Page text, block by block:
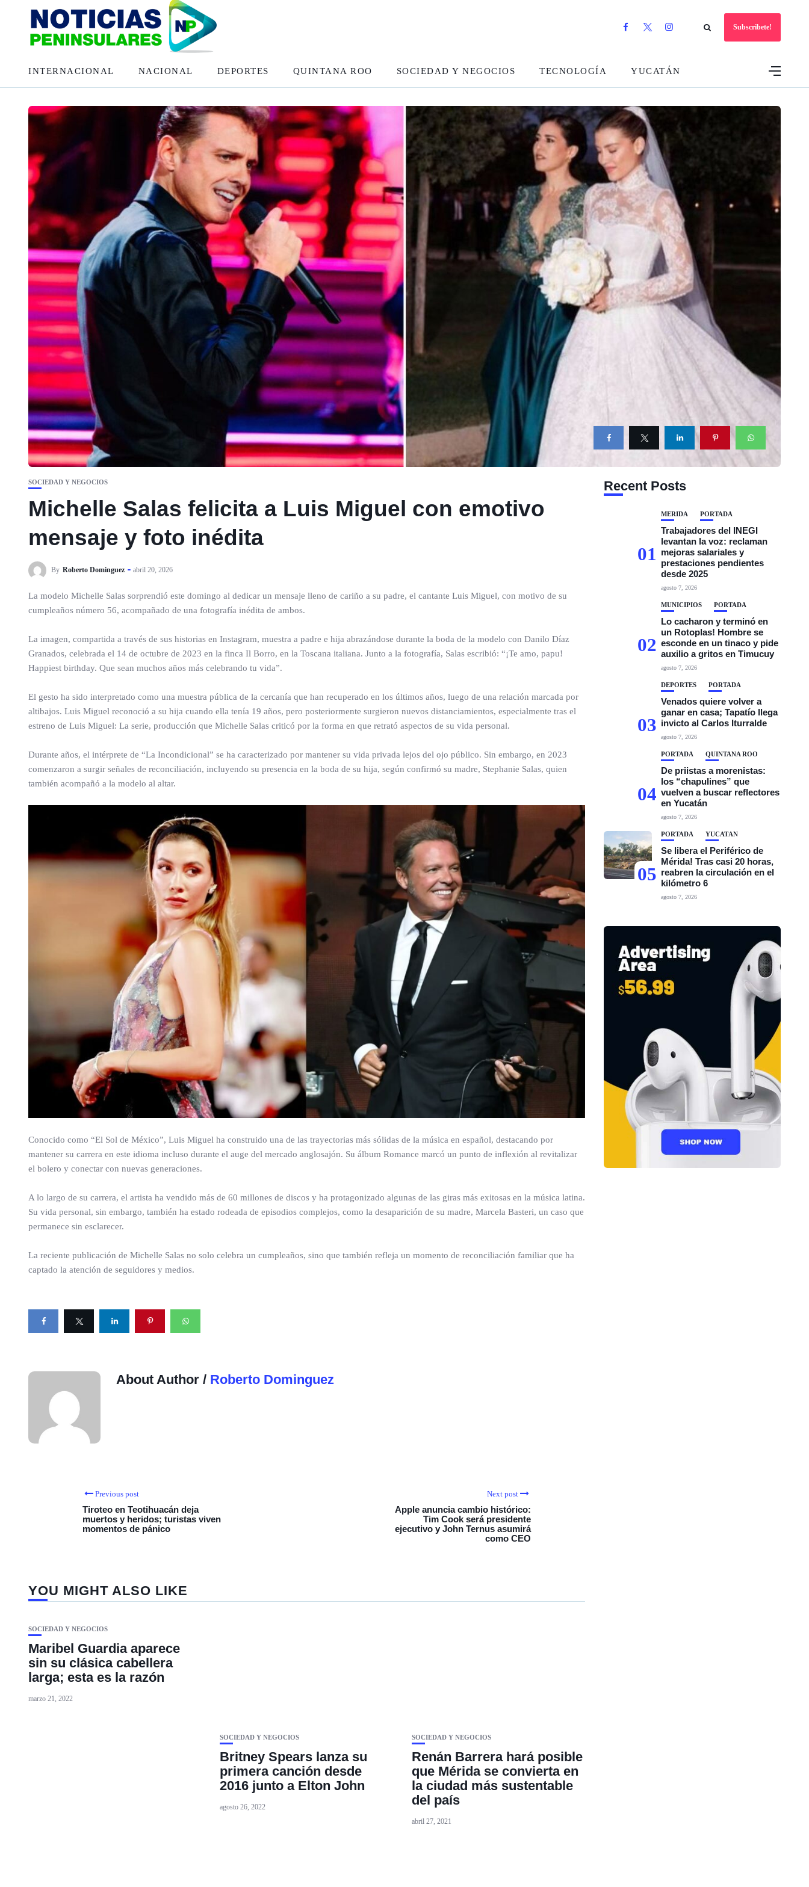
Subscribete!
INTERNACIONAL NACIONAL DEPORTES QUINTANA ROO SOCIEDAD Y NEGOCIOS TECNOLOGÍA YUCATÁN
SOCIEDAD Y NEGOCIOS
Michelle Salas felicita a Luis Miguel con emotivo
mensaje y foto inédita
By Roberto Dominguez abril 20, 2026
La modelo Michelle Salas sorprendió este domingo al dedicar un mensaje lleno de cariño a su padre, el cantante Luis Miguel, con motivo de su
cumpleaños número 56, acompañado de una fotografía inédita de ambos.
La imagen, compartida a través de sus historias en Instagram, muestra a padre e hija abrazándose durante la boda de la modelo con Danilo Díaz
Granados, celebrada el 14 de octubre de 2023 en la finca Il Borro, en la Toscana italiana. Junto a la fotografía, Salas escribió: “¡Te amo, papu!
Happiest birthday. Que sean muchos años más celebrando tu vida”.
El gesto ha sido interpretado como una muestra pública de la cercanía que han recuperado en los últimos años, luego de una relación marcada por
altibajos. Luis Miguel reconoció a su hija cuando ella tenía 19 años, pero posteriormente surgieron nuevos distanciamientos, especialmente tras el
estreno de Luis Miguel: La serie, producción que Michelle Salas criticó por la forma en que retrató aspectos de su vida personal.
Durante años, el intérprete de “La Incondicional” se ha caracterizado por mantener su vida privada lejos del ojo público. Sin embargo, en 2023
comenzaron a surgir señales de reconciliación, incluyendo su presencia en la boda de su hija, según confirmó su madre, Stephanie Salas, quien
también acompañó a la modelo al altar.
Conocido como “El Sol de México”, Luis Miguel ha construido una de las trayectorias más sólidas de la música en español, destacando por
mantener su carrera en este idioma incluso durante el auge del mercado anglosajón. Su álbum Romance marcó un punto de inflexión al revitalizar
el bolero y conectar con nuevas generaciones.
A lo largo de su carrera, el artista ha vendido más de 60 millones de discos y ha protagonizado algunas de las giras más exitosas en la música latina.
Su vida personal, sin embargo, también ha estado rodeada de episodios complejos, como la desaparición de su madre, Marcela Basteri, un caso que
permanece sin esclarecer.
La reciente publicación de Michelle Salas no solo celebra un cumpleaños, sino que también refleja un momento de reconciliación familiar que ha
captado la atención de seguidores y medios.
About Author / Roberto Dominguez
Previous post
Tiroteo en Teotihuacán deja
muertos y heridos; turistas viven
momentos de pánico
Next post
Apple anuncia cambio histórico:
Tim Cook será presidente
ejecutivo y John Ternus asumirá
como CEO
YOU MIGHT ALSO LIKE
SOCIEDAD Y NEGOCIOS
Maribel Guardia aparece
sin su clásica cabellera
larga; esta es la razón
marzo 21, 2022
SOCIEDAD Y NEGOCIOS
Britney Spears lanza su
primera canción desde
2016 junto a Elton John
agosto 26, 2022
SOCIEDAD Y NEGOCIOS
Renán Barrera hará posible
que Mérida se convierta en
la ciudad más sustentable
del país
abril 27, 2021
Recent Posts
01
MÉRIDA PORTADA
Trabajadores del INEGI
levantan la voz: reclaman
mejoras salariales y
prestaciones pendientes
desde 2025
agosto 7, 2026
02
MUNICIPIOS PORTADA
Lo cacharon y terminó en
un Rotoplas! Hombre se
esconde en un tinaco y pide
auxilio a gritos en Timucuy
agosto 7, 2026
03
DEPORTES PORTADA
Venados quiere volver a
ganar en casa; Tapatío llega
invicto al Carlos Iturralde
agosto 7, 2026
04
PORTADA QUINTANA ROO
De priistas a morenistas:
los “chapulines” que
vuelven a buscar reflectores
en Yucatán
agosto 7, 2026
05
PORTADA YUCATÁN
Se libera el Periférico de
Mérida! Tras casi 20 horas,
reabren la circulación en el
kilómetro 6
agosto 7, 2026